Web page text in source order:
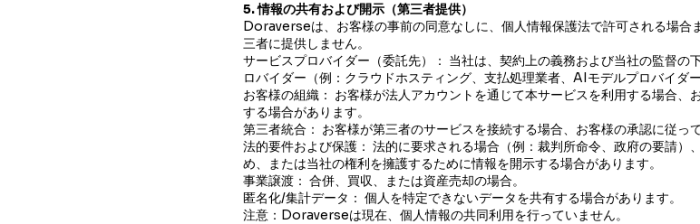
5. 情報の共有および開示（第三者提供）
Doraverseは、お客様の事前の同意なしに、個人情報保護法で許可される場合
三者に提供しません。
サービスプロバイダー（委託先）： 当社は、契約上の義務および当社の監督の
ロバイダー（例：クラウドホスティング、支払処理業者、AIモデルプロバイダ
お客様の組織： お客様が法人アカウントを通じて本サービスを利用する場合、
する場合があります。
第三者統合： お客様が第三者のサービスを接続する場合、お客様の承認に従っ
法的要件および保護： 法的に要求される場合（例：裁判所命令、政府の要請）
め、または当社の権利を擁護するために情報を開示する場合があります。
事業譲渡： 合併、買収、または資産売却の場合。
匿名化/集計データ： 個人を特定できないデータを共有する場合があります。
注意：Doraverseは現在、個人情報の共同利用を行っていません。